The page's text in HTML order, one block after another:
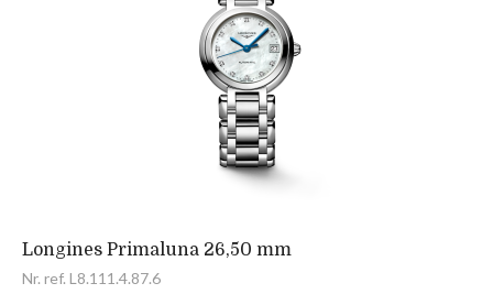
Longines Primaluna 26,50 mm
Nr. ref. L8.111.4.87.6